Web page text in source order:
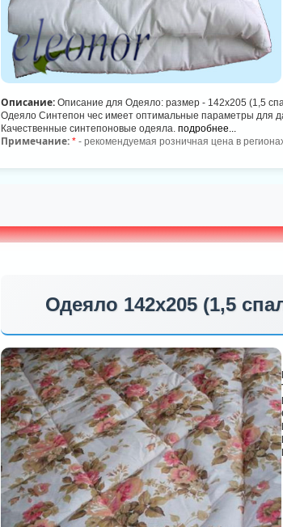
Описание: Описание для Одеяло: размер - 142х205 (1,5
Одеяло Синтепон чес имеет оптимальные параметры для
Качественные синтепоновые одеяла. подробнее...
Примечание: * - рекомендуемая розничная цена в
Одеяло 142х205 (1,5